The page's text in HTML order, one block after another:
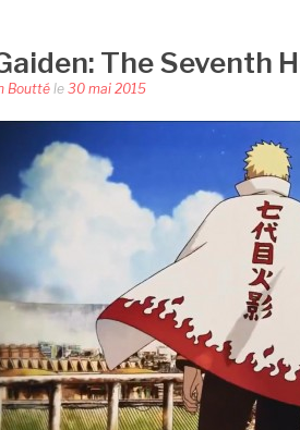
The Seventh
Boutté le 30 mai 2015